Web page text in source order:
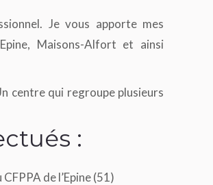
Je vous apporte mes
Maisons-Alfort et ainsi
centre qui regroupe plusieurs
:
de l’Epine (51)